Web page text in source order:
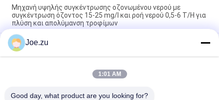
Μηχανή υψηλής συγκέντρωσης οζονωμένου νερού με
συγκέντρωση όζοντος 15-25 mg/l και ροή νερού 0,5-6 T/H για
πλύση και απολύμανση τροφίμων
Γεννήτρια Όζοντος από Πηγή Αέρα με Παραγωγή Όζοντος από
2 g/h έως 200 g/h Χρησιμοποιώντας Τεχνολογία Ενεργειακής
Εκκένωσης και Δομή από Ανοξείδωτο Ατσάλι
Φορητός Όρθιος Αποστειρωτής Όζοντος με Έξοδο Όζοντος
Joe.zu
1:01 AM
Good day, what product are you looking for?